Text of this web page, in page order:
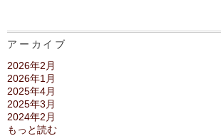
アーカイブ
2026年2月
2026年1月
2025年4月
2025年3月
2024年2月
もっと読む